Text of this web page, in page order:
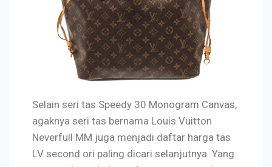
Selain seri tas Speedy 30 Monogram Canvas,
agaknya seri tas bernama Louis Vuitton
Neverfull MM juga menjadi daftar harga tas
LV second ori paling dicari selanjutnya. Yang